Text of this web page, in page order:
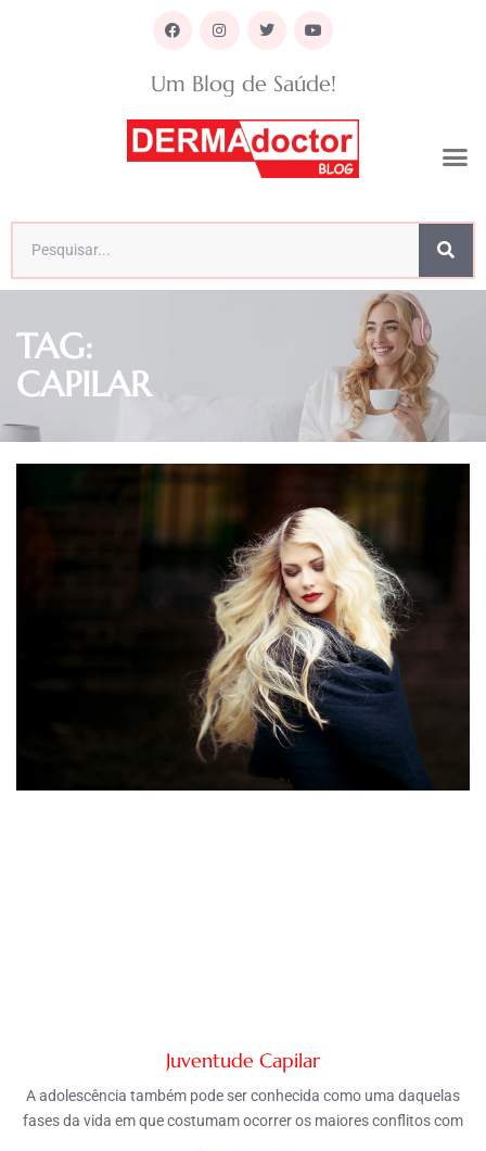
Um Blog de Saúde!
TAG:
CAPILAR
Juventude Capilar
A adolescência também pode ser conhecida como uma daquelas
fases da vida em que costumam ocorrer os maiores conflitos com